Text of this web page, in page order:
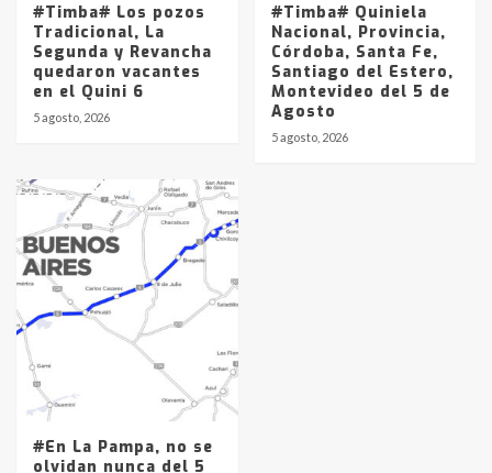
#Timba# Los pozos
Tradicional, La
Segunda y Revancha
quedaron vacantes
en el Quini 6
5 agosto, 2026
#Timba# Quiniela
Nacional, Provincia,
Córdoba, Santa Fe,
Santiago del Estero,
Montevideo del 5 de
Agosto
5 agosto, 2026
#En La Pampa, no se
olvidan nunca del 5